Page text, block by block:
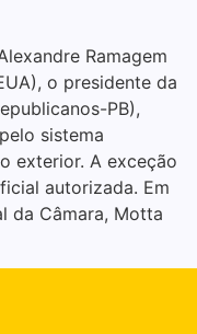
Ramagem
o presidente da
PB),
sistema
exterior. A exceção
autorizada. Em
da Câmara, Motta